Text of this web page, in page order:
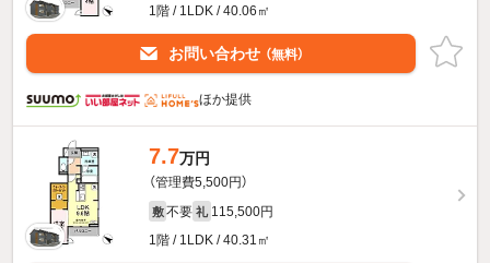
1階 / 1LDK / 40.06㎡
お問い合わせ （無料）
ほか提供
7.7万円
（管理費5,500円）
敷 不要 礼 115,500円
1階 / 1LDK / 40.31㎡